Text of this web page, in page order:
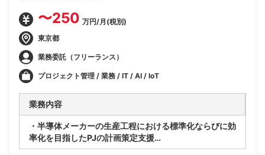
〜250 万円/月(税別)
東京都
業務委託（フリーランス）
プロジェクト管理 / 業務 / IT / AI / IoT
業務内容
・半導体メーカーの生産工程における標準化ならびに効
率化を目指したPJの計画策定支援
・クライアント内の現状把握